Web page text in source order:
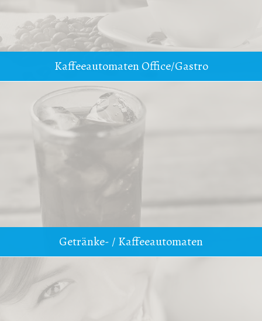
Kaffeeautomaten Office/Gastro
Getränke- / Kaffeeautomaten